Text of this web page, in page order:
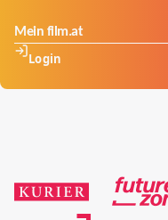
Mein film.at
Login